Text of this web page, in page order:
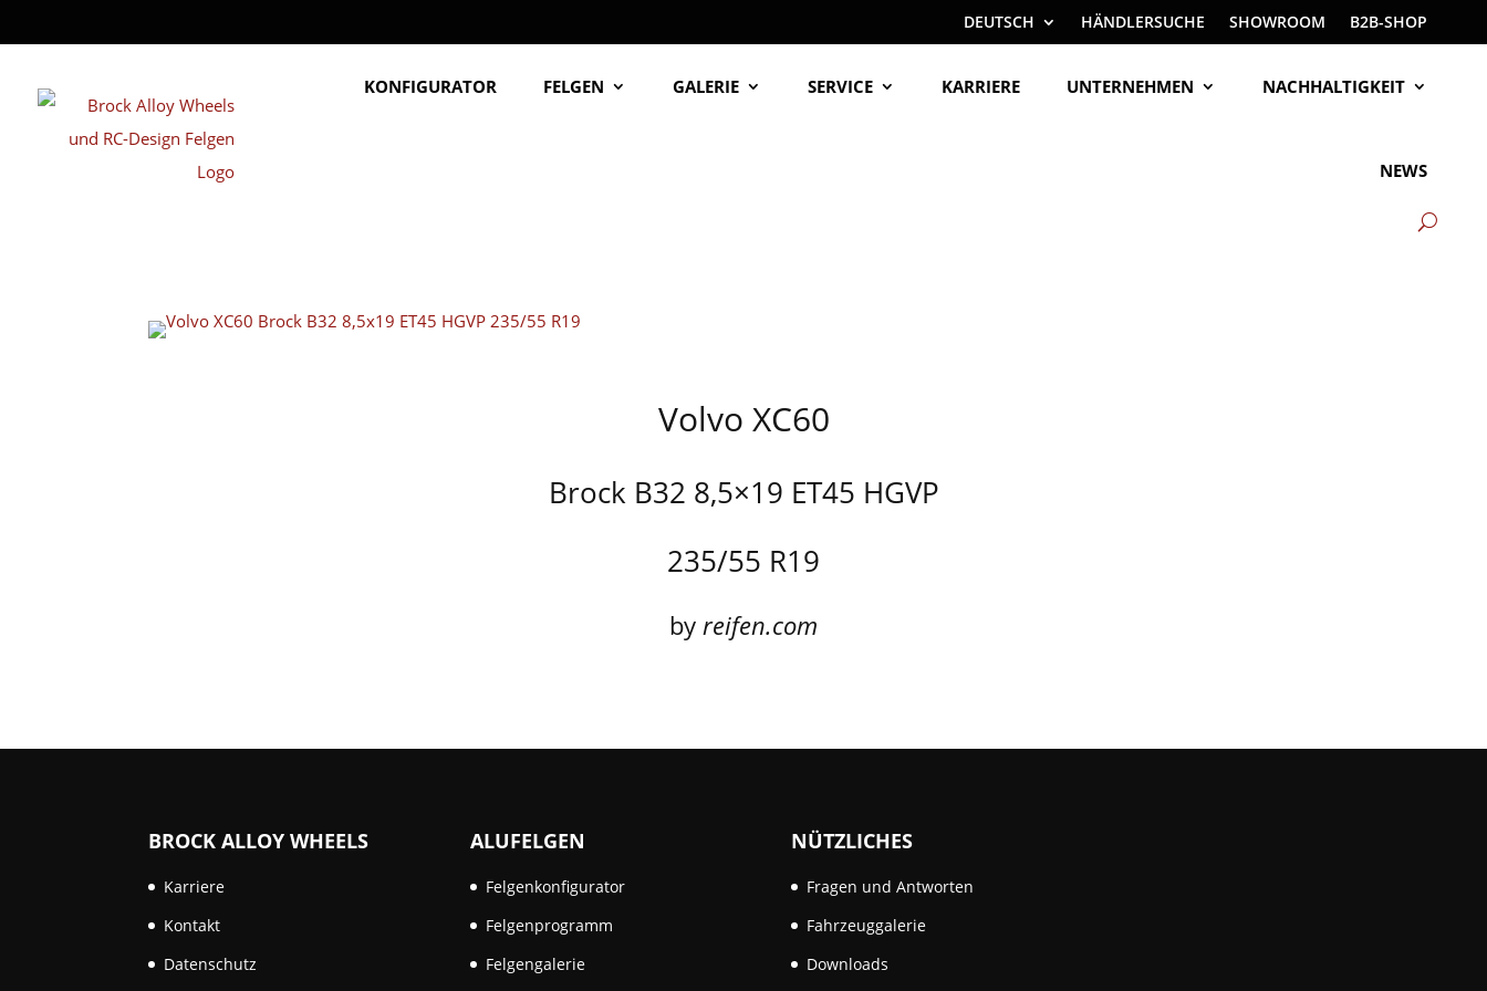
DEUTSCH HÄNDLERSUCHE SHOWROOM B2B-SHOP
KONFIGURATOR FELGEN GALERIE SERVICE KARRIERE UNTERNEHMEN NACHHALTIGKEIT
NEWS
Volvo XC60
Brock B32 8,5×19 ET45 HGVP
235/55 R19
by reifen.com
BROCK ALLOY WHEELS
Karriere
Kontakt
Datenschutz
ALUFELGEN
Felgenkonfigurator
Felgenprogramm
Felgengalerie
NÜTZLICHES
Fragen und Antworten
Fahrzeuggalerie
Downloads